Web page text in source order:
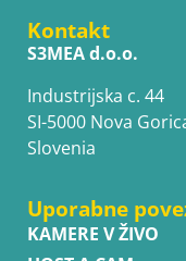
Kontakt
S3MEA d.o.o.
Industrijska c. 44
SI-5000 Nova
Slovenia
Uporabne
KAMERE V ŽIVO